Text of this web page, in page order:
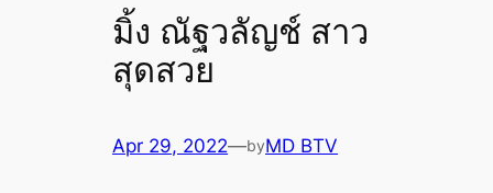
มิ้ง ณัฐวลัญช์ สาว
สุดสวย
Apr 29, 2022—byMD BTV